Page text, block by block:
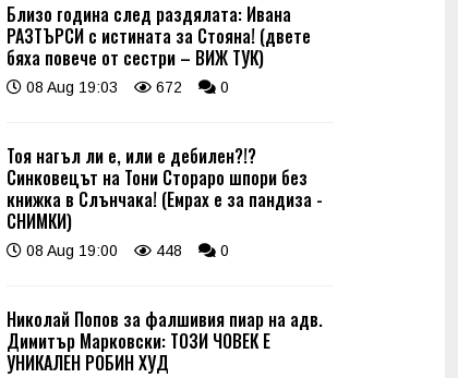
Близо година след раздялата: Ивана
РАЗТЪРСИ с истината за Стояна! (двете
бяха повече от сестри – ВИЖ ТУК)
08 Aug 19:03 672 0
Тоя нагъл ли е, или е дебилен?!?
Синковецът на Тони Стораро шпори без
книжка в Слънчака! (Емрах е за пандиза -
СНИМКИ)
08 Aug 19:00 448 0
Николай Попов за фалшивия пиар на адв.
Димитър Марковски: ТОЗИ ЧОВЕК Е
УНИКАЛЕН РОБИН ХУД